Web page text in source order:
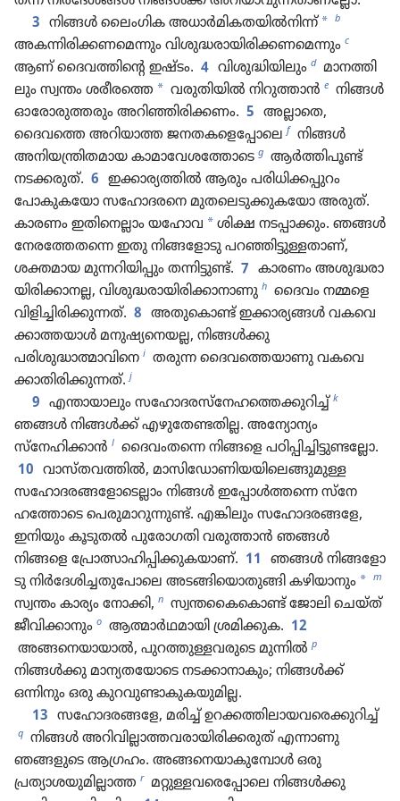
3 നിങ്ങൾ ലൈം​ഗിക അധാർമികതയിൽനിന്ന്‌ * b
അകന്നി​രി​ക്ക​ണമെ​ന്നും വിശുദ്ധരായിരിക്കണമെന്നും c
ആണ്‌ ദൈവ​ത്തി​ന്റെ ഇഷ്ടം. 4 വിശുദ്ധിയിലും d
മാനത്തി​
ലും സ്വന്തം ശരീരത്തെ * വരുതി​യിൽ നിറുത്താൻ e നിങ്ങൾ
ഓരോ​രു​ത്ത​രും അറിഞ്ഞി​രി​ക്കണം. 5 അല്ലാതെ,
ദൈവത്തെ അറിയാത്ത ജനതകളെപ്പോലെ f നിങ്ങൾ
അനിയന്ത്രി​ത​മായ കാമാവേശത്തോടെ g ആർത്തി​പൂണ്ട്‌
നടക്കരു​ത്‌. 6 ഇക്കാര്യത്തിൽ ആരും പരിധി​ക്ക​പ്പു​റം
പോകു​ക​യോ സഹോ​ദ​രനെ മുത​ലെ​ടു​ക്കു​ക​യോ അരുത്‌.
കാരണം ഇതി​നെ​ല്ലാം യഹോവ * ശിക്ഷ നടപ്പാ​ക്കും. ഞങ്ങൾ
നേര​ത്തേ​തന്നെ ഇതു നിങ്ങ​ളോ​ടു പറഞ്ഞി​ട്ടു​ള്ള​താണ്‌,
ശക്തമായ മുന്നറി​യി​പ്പും തന്നിട്ടു​ണ്ട്‌. 7 കാരണം അശുദ്ധ​രാ​
യി​രി​ക്കാ​നല്ല, വിശുദ്ധരായിരിക്കാനാണു h ദൈവം നമ്മളെ
വിളി​ച്ചി​രി​ക്കു​ന്നത്‌. 8 അതുകൊണ്ട്‌ ഇക്കാര്യ​ങ്ങൾ വകവെ​
ക്കാ​ത്ത​യാൾ മനുഷ്യ​നെയല്ല, നിങ്ങൾക്കു
പരിശുദ്ധാത്മാവിനെ i തരുന്ന ദൈവത്തെ​യാ​ണു വകവെ​
ക്കാ​തി​രി​ക്കു​ന്നത്‌. j
9 എന്തായാലും സഹോദരസ്‌നേഹത്തെക്കുറിച്ച്‌ k
ഞങ്ങൾ നിങ്ങൾക്ക്‌ എഴു​തേ​ണ്ട​തില്ല. അന്യോ​ന്യം
സ്‌നേഹിക്കാൻ l ദൈവം​തന്നെ നിങ്ങളെ പഠിപ്പി​ച്ചി​ട്ടു​ണ്ട​ല്ലോ.
10 വാസ്‌തവത്തിൽ, മാസിഡോ​ണി​യ​യിലെ​ങ്ങു​മുള്ള
സഹോ​ദ​ര​ങ്ങളോടെ​ല്ലാം നിങ്ങൾ ഇപ്പോൾത്തന്നെ സ്‌നേ​
ഹത്തോ​ടെ പെരു​മാ​റു​ന്നുണ്ട്‌. എങ്കിലും സഹോ​ദ​ര​ങ്ങളേ,
ഇനിയും കൂടുതൽ പുരോ​ഗതി വരുത്താൻ ഞങ്ങൾ
നിങ്ങളെ പ്രോ​ത്സാ​ഹി​പ്പി​ക്കു​ക​യാണ്‌. 11 ഞങ്ങൾ നിങ്ങ​ളോ​
ടു നിർദേ​ശി​ച്ച​തുപോ​ലെ അടങ്ങിയൊ​തു​ങ്ങി കഴിയാനും * m
സ്വന്തം കാര്യം നോക്കി, n സ്വന്ത​കൈ​കൊ​ണ്ട്‌ ജോലി ചെയ്‌ത്‌
ജീവിക്കാനും o ആത്മാർഥ​മാ​യി ശ്രമി​ക്കുക. 12
അങ്ങനെയായാൽ, പുറത്തു​ള്ള​വ​രു​ടെ മുന്നിൽ p
നിങ്ങൾക്കു മാന്യ​തയോ​ടെ നടക്കാ​നാ​കും; നിങ്ങൾക്ക്‌
ഒന്നിനും ഒരു കുറവു​ണ്ടാ​കു​ക​യു​മില്ല.
13 സഹോദരങ്ങളേ, മരിച്ച്‌ ഉറക്കത്തിലായവരെക്കുറിച്ച്‌
q നിങ്ങൾ അറിവി​ല്ലാ​ത്ത​വ​രാ​യി​രി​ക്ക​രുത്‌ എന്നാണു
ഞങ്ങളുടെ ആഗ്രഹം. അങ്ങനെ​യാ​കുമ്പോൾ ഒരു
പ്രത്യാശയുമില്ലാത്ത r
മറ്റുള്ള​വരെപ്പോ​ലെ നിങ്ങൾക്കു